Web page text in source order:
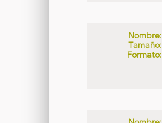
Nombre:
Tamaño:
Formato: